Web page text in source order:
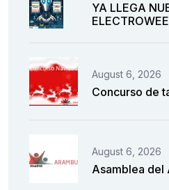
YA LLEGA
August 6, 2026
Concurso de
August 6, 2026
Asamblea del